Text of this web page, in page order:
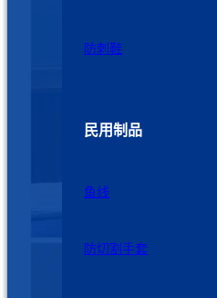
防刺鞋
民用制品
鱼线
防切割手套